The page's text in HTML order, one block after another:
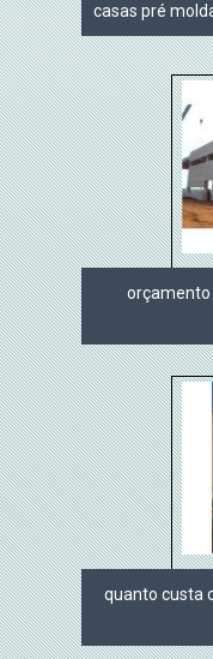
casas pré
orçamento
quanto custa